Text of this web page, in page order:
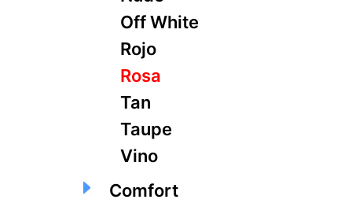
Off White
Rojo
Rosa
Tan
Taupe
Vino
Comfort